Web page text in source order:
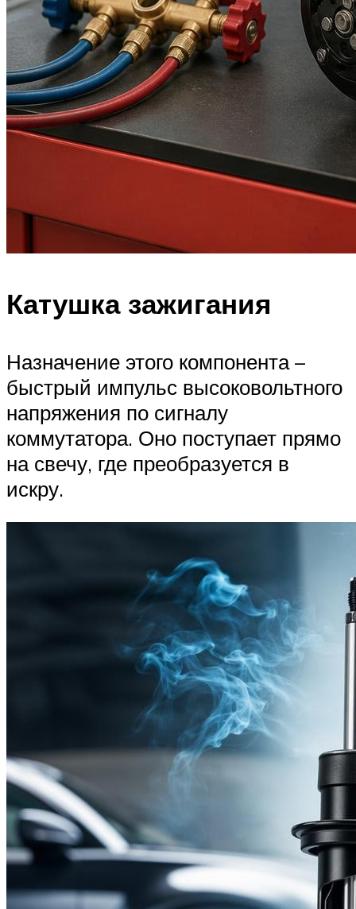
Катушка зажигания
Назначение этого компонента –
быстрый импульс высоковольтного
напряжения по сигналу
коммутатора. Оно поступает прямо
на свечу, где преобразуется в
искру.